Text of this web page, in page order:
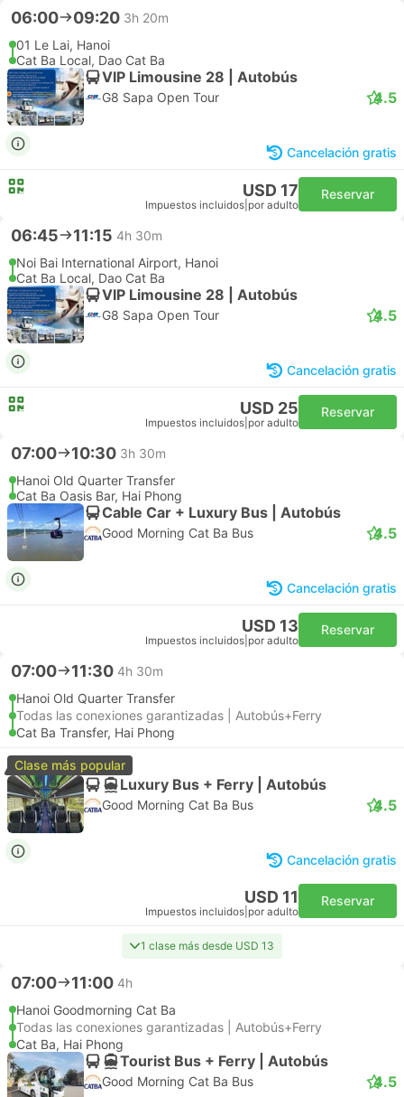
06:00 09:20 3h 20m
01 Le Lai, Hanoi
Cat Ba Local, Dao Cat Ba
VIP Limousine 28 | Autobús
G8 Sapa Open Tour 4.5
Cancelación gratis
USD 17
Impuestos incluidos por adulto
Reservar
06:45 11:15 4h 30m
Noi Bai International Airport, Hanoi
Cat Ba Local, Dao Cat Ba
VIP Limousine 28 | Autobús
G8 Sapa Open Tour 4.5
Cancelación gratis
USD 25
Impuestos incluidos por adulto
Reservar
07:00 10:30 3h 30m
Hanoi Old Quarter Transfer
Cat Ba Oasis Bar, Hai Phong
Cable Car + Luxury Bus | Autobús
Good Morning Cat Ba Bus 4.5
Cancelación gratis
USD 13
Impuestos incluidos por adulto
Reservar
07:00 11:30 4h 30m
Hanoi Old Quarter Transfer
Todas las conexiones garantizadas | Autobús+Ferry
Cat Ba Transfer, Hai Phong
Clase más popular
Luxury Bus + Ferry | Autobús
Good Morning Cat Ba Bus 4.5
Cancelación gratis
USD 11
Impuestos incluidos por adulto
Reservar
1 clase más desde USD 13
07:00 11:00 4h
Hanoi Goodmorning Cat Ba
Todas las conexiones garantizadas | Autobús+Ferry
Cat Ba, Hai Phong
Tourist Bus + Ferry | Autobús
Good Morning Cat Ba Bus 4.5